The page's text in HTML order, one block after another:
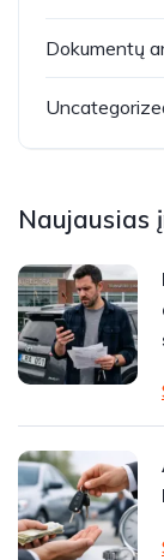
Dokumentų
Naujausias